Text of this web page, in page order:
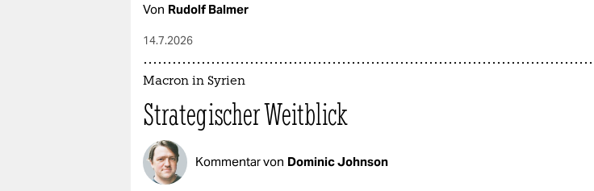
Von Rudolf Balmer
14.7.2026
Macron in Syrien
Strategischer Weitblick
Kommentar von Dominic Johnson